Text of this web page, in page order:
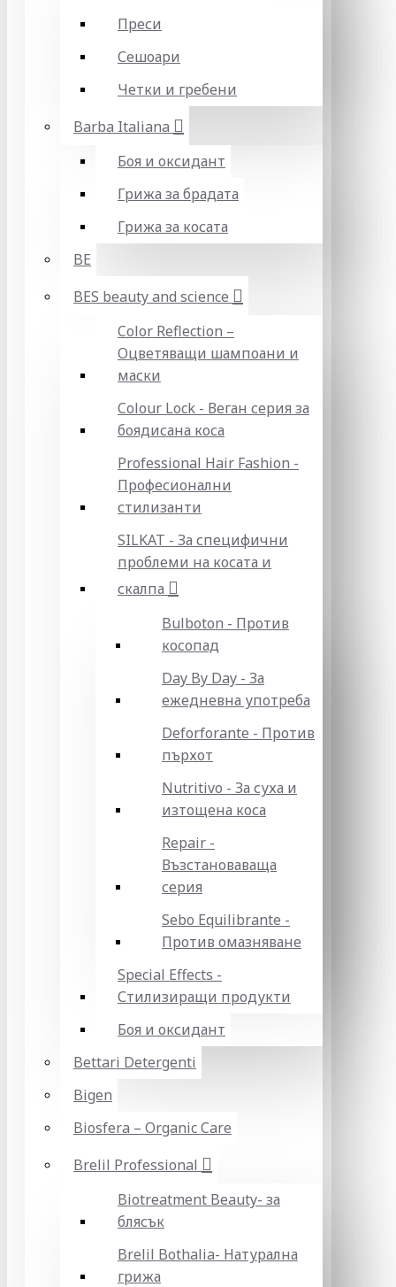
Преси
Сешоари
Четки и гребени
Barba Italiana
Боя и оксидант
Грижа за брадата
Грижа за косата
BE
BES beauty and science
Color Reflection –
Оцветяващи шампоани и
маски
Colour Lock - Веган серия за
боядисана коса
Professional Hair Fashion -
Професионални
стилизанти
SILKAT - За специфични
проблеми на косата и
скалпа
Bulboton - Против
косопад
Day By Day - За
ежедневна употреба
Deforforante - Против
пърхот
Nutritivo - За суха и
изтощена коса
Repair -
Възстановаваща
серия
Sebo Equilibrante -
Против омазняване
Special Effects -
Стилизиращи продукти
Боя и оксидант
Bettari Detergenti
Bigen
Biosfera – Organic Care
Brelil Professional
Biotreatment Beauty- за
блясък
Brelil Bothalia- Натурална
грижа